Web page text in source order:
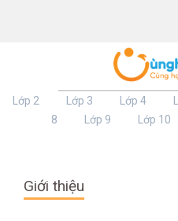
Lớp 2 Lớp 3 Lớp 4
8
Lớp 9 Lớp 10
Giới thiệu